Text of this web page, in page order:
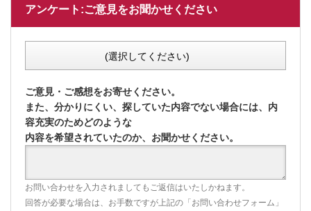
アンケート:ご意見をお聞かせください
(選択してください)
ご意見・ご感想をお寄せください。
また、分かりにくい、探していた内容でない場合には、内
容充実のためどのような
内容を希望されていたのか、お聞かせください。
お問い合わせを入力されましてもご返信はいたしかねます。
回答が必要な場合は、お手数ですが上記の「お問い合わせフォーム」